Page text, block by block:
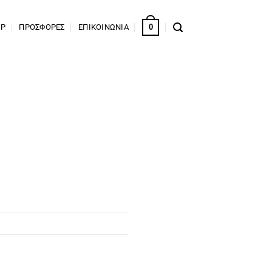
ΠΡΟΣΦΟΡΕΣ ΕΠΙΚΟΙΝΩΝΙΑ 0